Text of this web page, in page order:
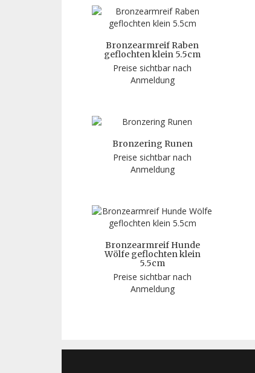
Bronzearmreif Raben
geflochten klein 5.5cm
Preise sichtbar nach
Anmeldung
Bronzering Runen
Preise sichtbar nach
Anmeldung
Bronzearmreif Hunde
Wölfe geflochten klein
5.5cm
Preise sichtbar nach
Anmeldung